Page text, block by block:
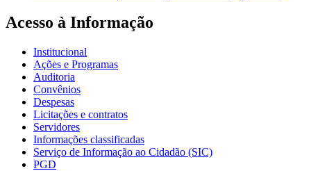
Acesso à Informação
Institucional
Ações e Programas
Auditoria
Convênios
Despesas
Licitações e contratos
Servidores
Informações classificadas
Serviço de Informação ao Cidadão (SIC)
PGD